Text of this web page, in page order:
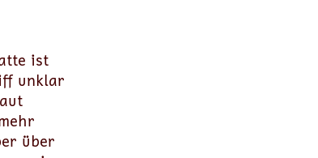
ist
unklar
über